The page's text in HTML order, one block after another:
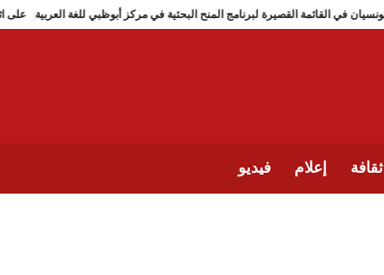
تونسيان في القائمة القصيرة لبرنامج المنح البحثية في مركز أبوظبي للغة العربية
ثقافة إعلام فيديو